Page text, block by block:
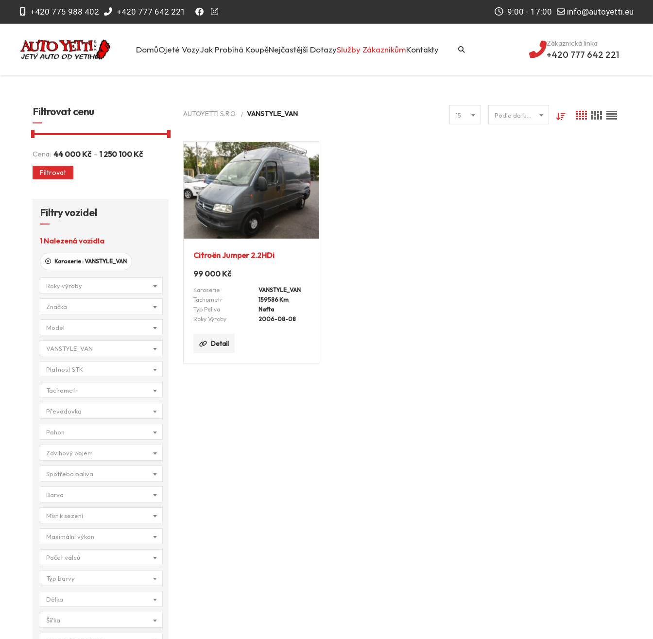
+420 775 988 402 +420 777 642 221 9:00 - 17:00 info@autoyetti.eu
DomůOjeté VozyJak Probíhá KoupěNejčastější DotazySlužby ZákazníkůmKontakty
Zákaznická linka
+420 777 642 221
Filtrovat cenu
Cena: 44 000 Kč - 1 250 100 Kč
Filtrovat
Filtry vozidel
1 Nalezená vozidla
Karoserie :VANSTYLE_VAN
Roky výroby
Značka
Model
VANSTYLE_VAN
Platnost STK
Tachometr
Převodovka
Pohon
Zdvihový objem
Spotřeba paliva
Barva
Míst k sezení
Maximální výkon
Počet válců
Typ barvy
Délka
Šířka
AUTOYETTI S.R.O. VANSTYLE_VAN 15
Citroën Jumper 2.2HDi
99 000 Kč
Karoserie
VANSTYLE_VAN
Tachometr
159586 Km
Typ Paliva
Nafta
Roky Výroby
2006-08-08
Detail